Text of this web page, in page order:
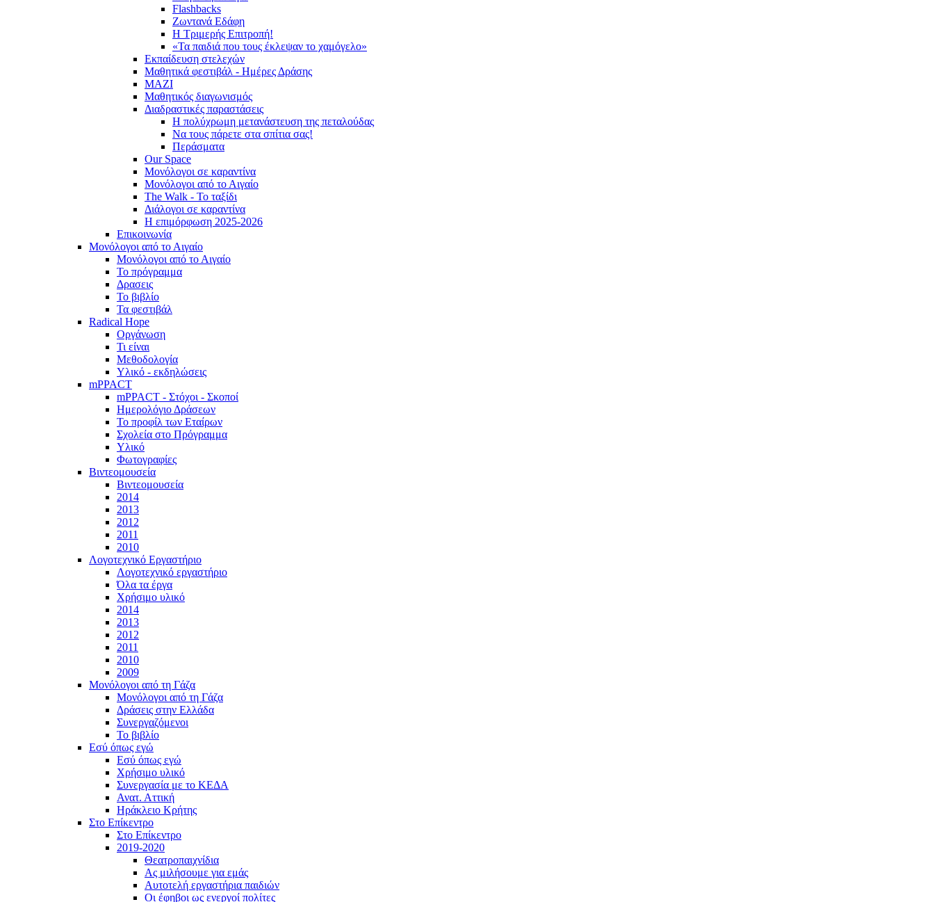
Flashbacks
Ζωντανά Εδάφη
Η Τριμερής Επιτροπή!
«Τα παιδιά που τους έκλεψαν το χαμόγελο»
Εκπαίδευση στελεχών
Μαθητικά φεστιβάλ - Ημέρες Δράσης
ΜΑΖΙ
Μαθητικός διαγωνισμός
Διαδραστικές παραστάσεις
Η πολύχρωμη μετανάστευση της πεταλούδας
Να τους πάρετε στα σπίτια σας!
Περάσματα
Our Space
Μονόλογοι σε καραντίνα
Μονόλογοι από το Αιγαίο
The Walk - Το ταξίδι
Διάλογοι σε καραντίνα
Η επιμόρφωση 2025-2026
Επικοινωνία
Μονόλογοι από το Αιγαίο
Μονόλογοι από το Αιγαίο
Το πρόγραμμα
Δρασεις
Το βιβλίο
Τα φεστιβάλ
Radical Hope
Οργάνωση
Τι είναι
Μεθοδολογία
Υλικό - εκδηλώσεις
mPPACT
mPPACT - Στόχοι - Σκοποί
Ημερολόγιο Δράσεων
Το προφίλ των Εταίρων
Σχολεία στο Πρόγραμμα
Υλικό
Φωτογραφίες
Βιντεομουσεία
Βιντεομουσεία
2014
2013
2012
2011
2010
Λογοτεχνικό Εργαστήριο
Λογοτεχνικό εργαστήριο
Όλα τα έργα
Χρήσιμο υλικό
2014
2013
2012
2011
2010
2009
Μονόλογοι από τη Γάζα
Μονόλογοι από τη Γάζα
Δράσεις στην Ελλάδα
Συνεργαζόμενοι
To βιβλίο
Εσύ όπως εγώ
Εσύ όπως εγώ
Χρήσιμο υλικό
Συνεργασία με το ΚΕΔΑ
Ανατ. Αττική
Ηράκλειο Κρήτης
Στο Επίκεντρο
Στο Επίκεντρο
2019-2020
Θεατροπαιχνίδια
Ας μιλήσουμε για εμάς
Αυτοτελή εργαστήρια παιδιών
Οι έφηβοι ως ενεργοί πολίτες